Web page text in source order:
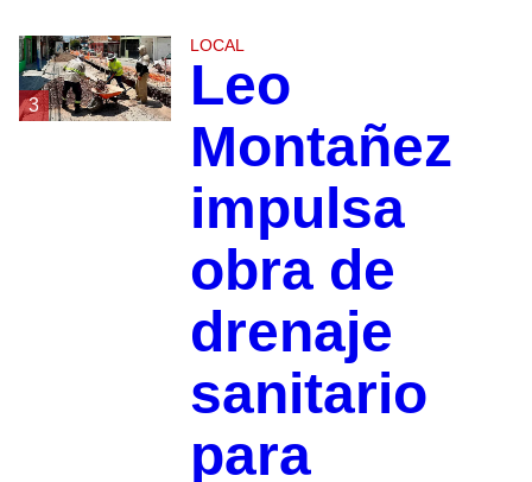
3
LOCAL
Leo
Montañez
impulsa
obra de
drenaje
sanitario
para